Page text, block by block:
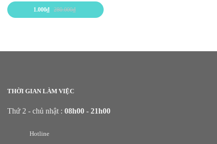
1.000₫ 280.000₫
THỜI GIAN LÀM VIỆC
Thứ 2 - chủ nhật : 08h00 - 21h00
Hotline